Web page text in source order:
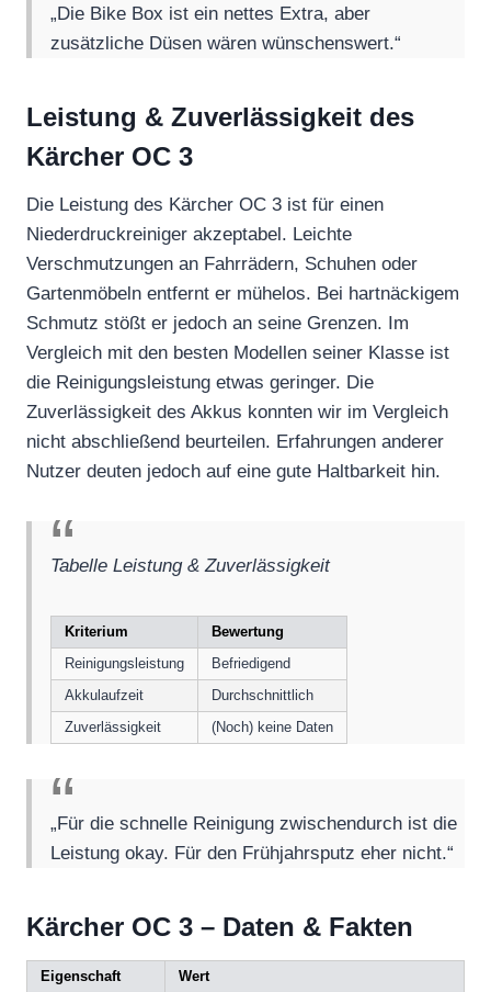
„Die Bike Box ist ein nettes Extra, aber
zusätzliche Düsen wären wünschenswert.“
Leistung & Zuverlässigkeit des
Kärcher OC 3
Die Leistung des Kärcher OC 3 ist für einen
Niederdruckreiniger akzeptabel. Leichte
Verschmutzungen an Fahrrädern, Schuhen oder
Gartenmöbeln entfernt er mühelos. Bei hartnäckigem
Schmutz stößt er jedoch an seine Grenzen. Im
Vergleich mit den besten Modellen seiner Klasse ist
die Reinigungsleistung etwas geringer. Die
Zuverlässigkeit des Akkus konnten wir im Vergleich
nicht abschließend beurteilen. Erfahrungen anderer
Nutzer deuten jedoch auf eine gute Haltbarkeit hin.
Tabelle Leistung & Zuverlässigkeit
Kriterium
Bewertung
Reinigungsleistung
Befriedigend
Akkulaufzeit
Durchschnittlich
Zuverlässigkeit
(Noch) keine Daten
„Für die schnelle Reinigung zwischendurch ist die
Leistung okay. Für den Frühjahrsputz eher nicht.“
Kärcher OC 3 – Daten & Fakten
Eigenschaft
Wert